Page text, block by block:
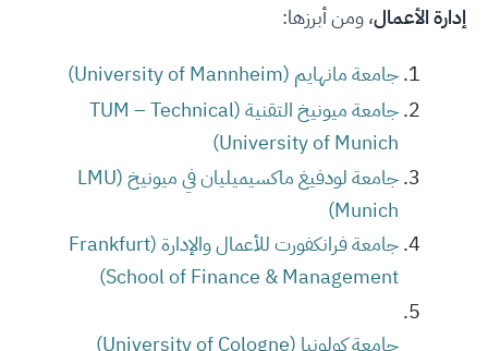
إدارة الأعمال، ومن أبرزها:
جامعة مانهايم (University of Mannheim)
جامعة ميونيخ التقنية (TUM – Technical
University of Munich)
جامعة لودفيغ ماكسيميليان في ميونيخ (LMU
Munich)
جامعة فرانكفورت للأعمال والإدارة (Frankfurt
School of Finance & Management)
جامعة كولونيا (University of Cologne)